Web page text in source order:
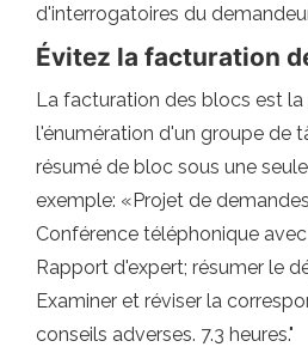
d'interrogatoires du
Évitez la facturation
La facturation des blocs est
l'énumération d'un groupe de
résumé de bloc sous une
exemple: «Projet de
Conférence téléphonique avec
Rapport d'expert; résumer le
Examiner et réviser la
conseils adverses. 7.3 heures."